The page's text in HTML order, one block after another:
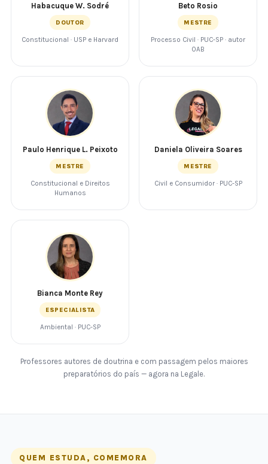
Habacuque W. Sodré
DOUTOR
Constitucional · USP e Harvard
Beto Rosio
MESTRE
Processo Civil · PUC-SP · autor
OAB
Paulo Henrique L. Peixoto
MESTRE
Constitucional e Direitos
Humanos
Daniela Oliveira Soares
MESTRE
Civil e Consumidor · PUC-SP
Bianca Monte Rey
ESPECIALISTA
Ambiental · PUC-SP
Professores autores de doutrina e com passagem pelos maiores
preparatórios do país — agora na Legale.
QUEM ESTUDA, COMEMORA